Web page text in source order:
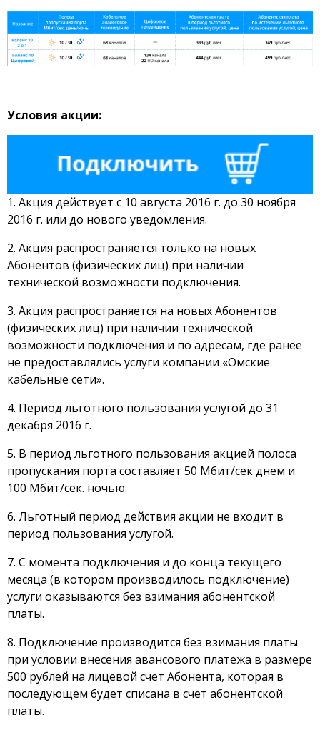
Условия акции:
1. Акция действует с 10 августа 2016 г. до 30 ноября
2016 г. или до нового уведомления.
2. Акция распространяется только на новых
Абонентов (физических лиц) при наличии
технической возможности подключения.
3. Акция распространяется на новых Абонентов
(физических лиц) при наличии технической
возможности подключения и по адресам, где ранее
не предоставлялись услуги компании «Омские
кабельные сети».
4. Период льготного пользования услугой до 31
декабря 2016 г.
5. В период льготного пользования акцией полоса
пропускания порта составляет 50 Мбит/сек днем и
100 Мбит/сек. ночью.
6. Льготный период действия акции не входит в
период пользования услугой.
7. С момента подключения и до конца текущего
месяца (в котором производилось подключение)
услуги оказываются без взимания абонентской
платы.
8. Подключение производится без взимания платы
при условии внесения авансового платежа в размере
500 рублей на лицевой счет Абонента, которая в
последующем будет списана в счет абонентской
платы.